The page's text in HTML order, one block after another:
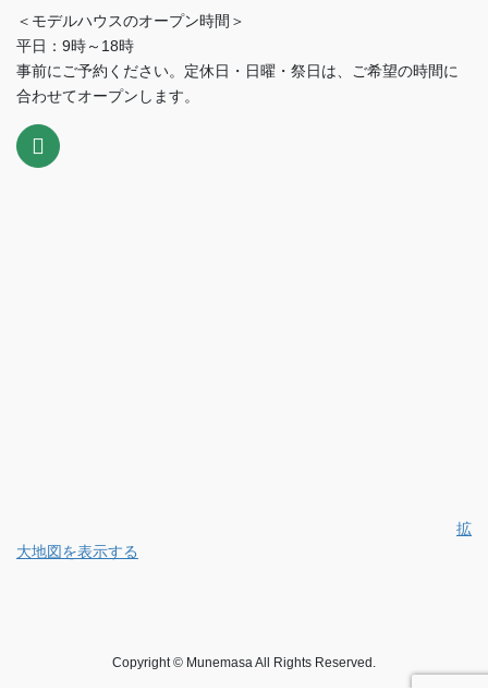
＜モデルハウスのオープン時間＞
平日：9時～18時
事前にご予約ください。定休日・日曜・祭日は、ご希望の時間に
合わせてオープンします。
拡
大地図を表示する
Copyright © Munemasa All Rights Reserved.